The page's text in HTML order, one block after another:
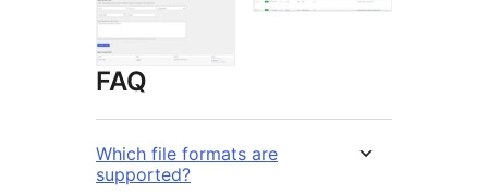
FAQ
Which file formats are
supported?